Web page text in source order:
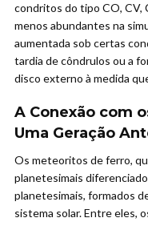
condritos do tipo CO, CV,
menos abundantes na
aumentada sob certas
tardia de côndrulos ou a
disco externo à medida
A Conexão com
Uma Geração
Os meteoritos de ferro,
planetesimais
planetesimais, formados
sistema solar. Entre eles,